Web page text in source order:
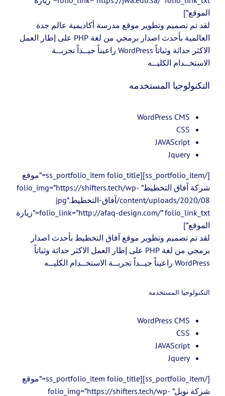
الموقع”]
لقد تم تصميم وتطوير موقع مدرسة أكاديمية عالم جدة
العالمية بأحدث اصدار برمجي من لغة PHP على إطار العمل
الاكثر حداثة وثباتاً WordPress راعيناً جيــداً تجربــة
الاستخــدام الكليــه
التكنولوجيا المستخدمه
WordPress CMS
CSS
JAVAScript
Jquery
[/ss_portfolio_item][ss_portfolio_item folio_title=”موقع
شركة آفاق التخطيط” folio_img=”https://shifters.tech/wp-
content/uploads/2020/08/آفاق-التخطيط.jpg”
folio_link=”http://afaq-design.com/” folio_link_txt=”زيارة
الموقع”]
لقد تم تصميم وتطوير موقع آفاق التخطيط بأحدث اصدار
برمجي من لغة PHP على إطار العمل الاكثر حداثة وثباتاً
WordPress راعيناً جيــداً تجربــة الاستخــدام الكليــه
التكنولوجيا المستخدمه
WordPress CMS
CSS
JAVAScript
Jquery
[/ss_portfolio_item][ss_portfolio_item folio_title=”موقع
شركة نوبل” folio_img=”https://shifters.tech/wp-